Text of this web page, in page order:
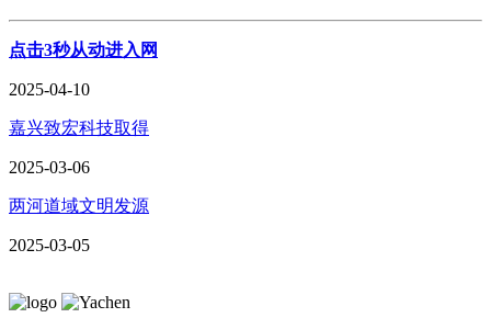
点击3秒从动进入网
2025-04-10
嘉兴致宏科技取得
2025-03-06
两河道域文明发源
2025-03-05